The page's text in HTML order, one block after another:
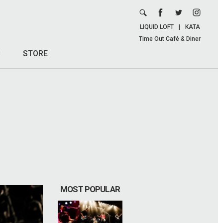
STORE
LIQUID LOFT
KATA
Time Out Café & Diner
MOST POPULAR